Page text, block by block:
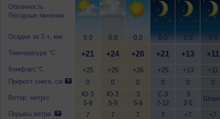
Облачность
Погодные явления
Осадки за 3 ч, мм
Температура °C
Комфорт,°C
Прирост снега, см
Ветер, метр/с
Порывы ветра
0.0
+21
+25
0
Ю-З
5-9
7
0.0
+24
+25
0
Ю-З
5-9
7
0.0
+26
+26
0
З
5-9
7
0.0
+21
+25
0
С-З
7-12
7
0.0
+13
+13
0
З
2-5
<7
0.0
+11
+11
0
<7